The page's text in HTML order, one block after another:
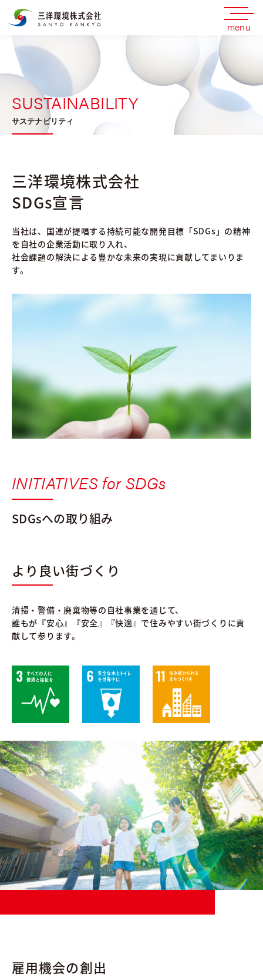
menu
SUSTAINABILITY
サステナビリティ
三洋環境株式会社
SDGs宣言
当社は、国連が提唱する持続可能な開発目標「SDGs」の精神
を自社の企業活動に取り入れ、
社会課題の解決による豊かな未来の実現に貢献してまいりま
す。
INITIATIVES for SDGs
SDGsへの取り組み
より良い街づくり
清掃・警備・廃棄物等の自社事業を通じて、
誰もが『安心』『安全』『快適』で住みやすい街づくりに貢
献して参ります。
雇用機会の創出